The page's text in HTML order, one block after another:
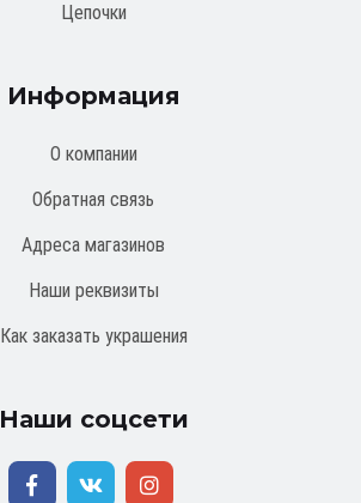
Цепочки
Информация
О компании
Обратная связь
Адреса магазинов
Наши реквизиты
Как заказать украшения
Наши соцсети